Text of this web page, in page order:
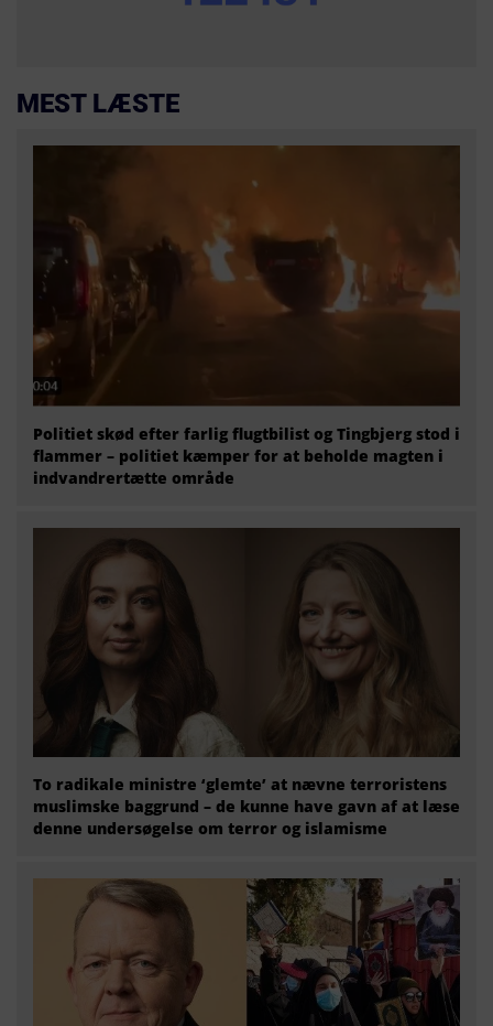
MEST LÆSTE
Politiet skød efter farlig flugtbilist og Tingbjerg stod i
flammer – politiet kæmper for at beholde magten i
indvandrertætte område
To radikale ministre ‘glemte’ at nævne terroristens
muslimske baggrund – de kunne have gavn af at læse
denne undersøgelse om terror og islamisme